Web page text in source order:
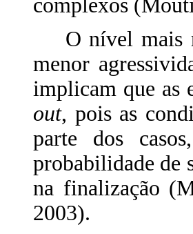
complexos
O nível mais
menor
implicam que as
out, pois as
parte dos
probabilidade de
na finalização
2003).